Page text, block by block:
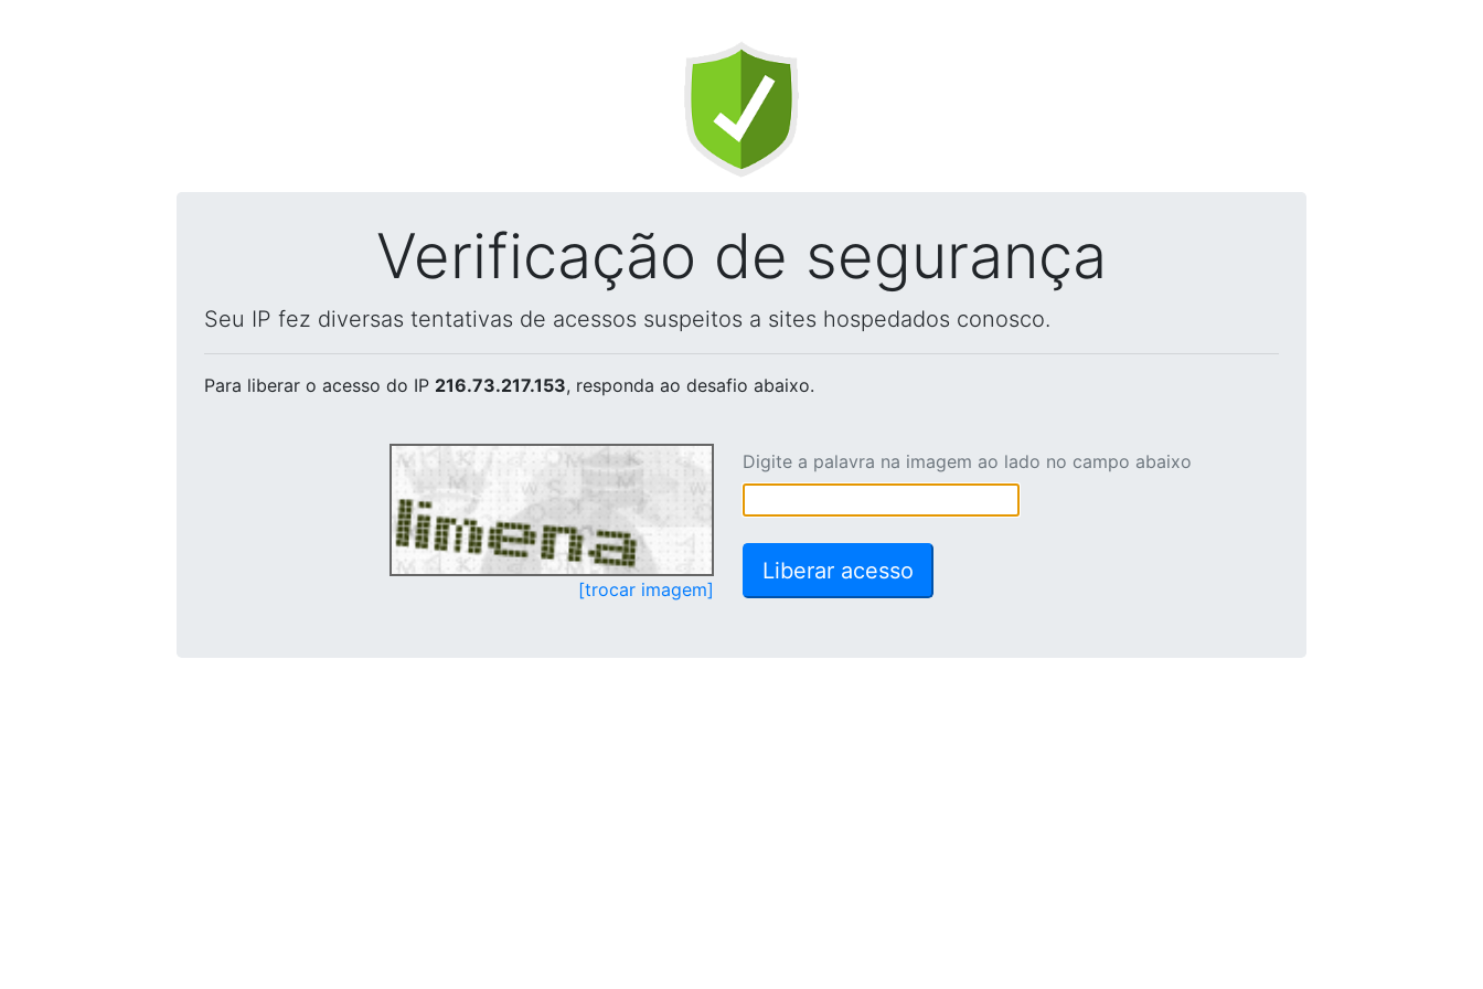
Verificação de segurança
Seu IP fez diversas tentativas de acessos suspeitos a sites hospedados conosco.
Para liberar o acesso do IP 216.73.217.153, responda ao desafio abaixo.
[trocar imagem]
Digite a palavra na imagem ao lado no campo abaixo